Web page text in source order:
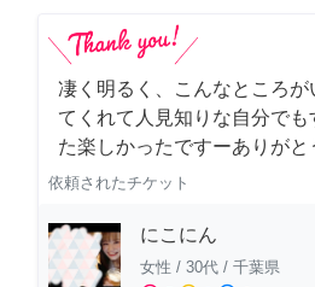
凄く明るく、こんなところが
てくれて人見知りな自分で
た楽しかったですーありがと
依頼されたチケット
にこにん
女性 / 30代 / 千葉県